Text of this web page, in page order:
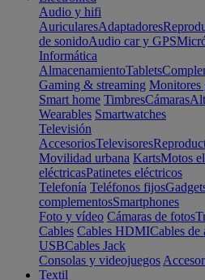
Audio y hifi
AuricularesAdaptadores
de sonidoAudio car y GPS
Informática
AlmacenamientoTablets
Gaming & streaming Monitores
Smart home TimbresCámaras
Wearables Smartwatches
Televisión
AccesoriosTelevisores
Movilidad urbana KartsMotos
eléctricasPatinetes eléctricos
Telefonía Teléfonos fijos
complementosSmartphones
Foto y vídeo Cámaras de fotos
Cables Cables HDMICables de
USBCables Jack
Consolas y videojuegos
Textil